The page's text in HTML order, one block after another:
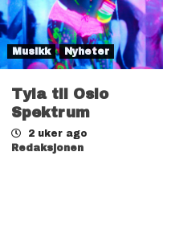
Musikk Nyheter
Tyla til Oslo
Spektrum
2 uker ago
Redaksjonen